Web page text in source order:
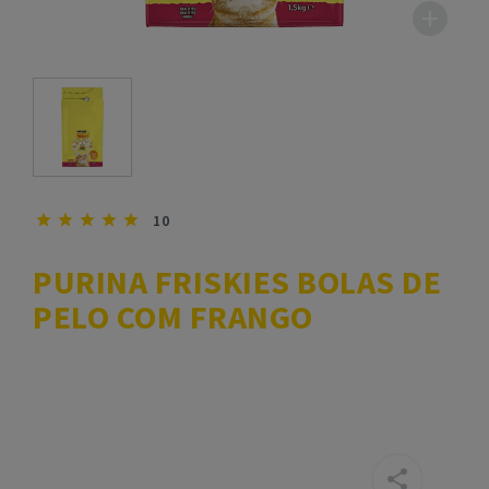
10
PURINA FRISKIES BOLAS DE
PELO COM FRANGO